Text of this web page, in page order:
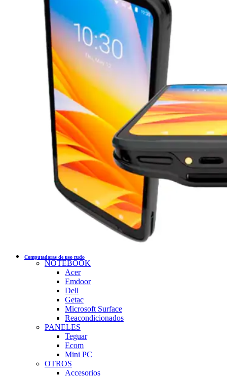
Computadoras de uso rudo
NOTEBOOK
Acer
Emdoor
Dell
Getac
Microsoft Surface
Reacondicionados
PANELES
Teguar
Ecom
Mini PC
OTROS
Accesorios